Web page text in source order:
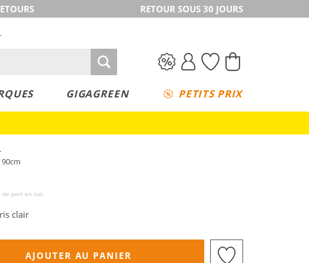
RETOUR SOUS 30 JOURS
GIGAGREEN PETITS PRIX
de port en sus
clair
AJOUTER AU PANIER